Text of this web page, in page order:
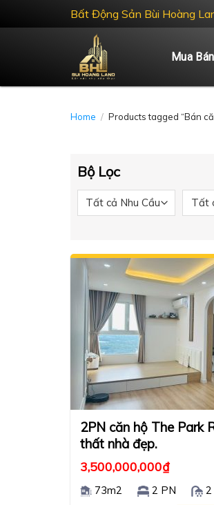
to
Bất Động Sản Bùi Hoàng
Mua Bán
Home / Products tagged “Bán
Bộ Lọc
2PN căn hộ The Park
thất nhà đẹp.
3,500,000,000₫
73m2 2 PN
2